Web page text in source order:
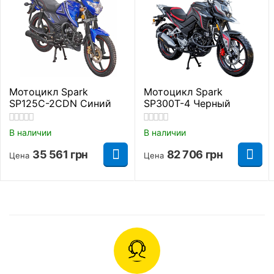
Бескамерные шины.
Тормозная система включает передний дисковый
Страна производитель Китай
Класс мотоцикла Дорожный
Производитель Spark
Тип питания Бензин
Посадочных мест
2,2 л./100 км.
Мотоцикл Spark
SP125C-2CDN Синий
В наличии
Цена 35 561 грн
Мотоцикл Spark
SP300T-4 Черный
В наличии
Цена 82 706 грн